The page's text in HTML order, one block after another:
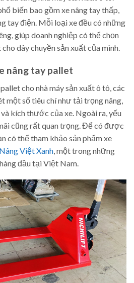
biến bao gồm xe nâng tay thấp,
tay điện. Mỗi loại xe đều có những
giúp doanh nghiệp có thể chọn
dây chuyền sản xuất của mình.
nâng tay pallet
cho nhà máy sản xuất ô tô, các
một số tiêu chí như tải trọng nâng,
kích thước của xe. Ngoài ra, yếu
cũng rất quan trọng. Để có được
có thể tham khảo sản phẩm xe
Việt Xanh , một trong những
đầu tại Việt Nam.